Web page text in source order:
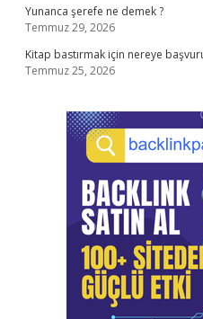
Yunanca şerefe ne demek ?
Temmuz 29, 2026
Kitap bastırmak için nereye
Temmuz 25, 2026